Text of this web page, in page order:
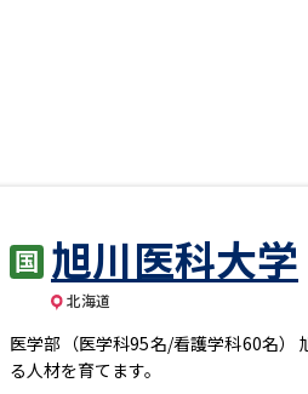
旭川医科大学
北海道
医学部（医学科95名/看護学科60名）
る人材を育てます。